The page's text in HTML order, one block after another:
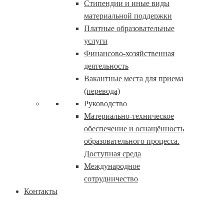
Стипендии и иные виды
материальной поддержки
Платные образовательные
услуги
Финансово-хозяйственная
деятельность
Вакантные места для приема
(перевода)
Руководство
Материально-техническое
обеспечение и оснащённость
образовательного процесса.
Доступная среда
Международное
сотрудничество
Контакты